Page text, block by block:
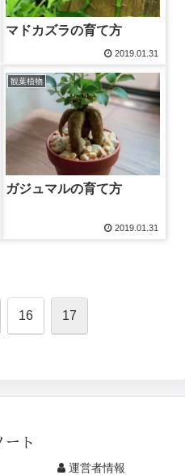
マドカズラの育て方
2019.01.31
観葉植物
ガジュマルの育て方
2019.01.31
16 17
ート
運営者情報